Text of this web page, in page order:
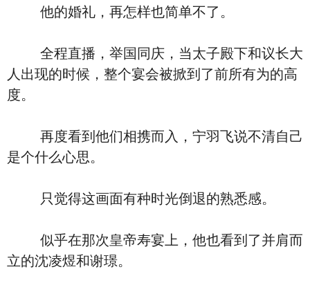
他的婚礼，再怎样也简单不了。
全程直播，举国同庆，当太子殿下和议长大
人出现的时候，整个宴会被掀到了前所有为的高
度。
再度看到他们相携而入，宁羽飞说不清自己
是个什么心思。
只觉得这画面有种时光倒退的熟悉感。
似乎在那次皇帝寿宴上，他也看到了并肩而
立的沈凌煜和谢璟。